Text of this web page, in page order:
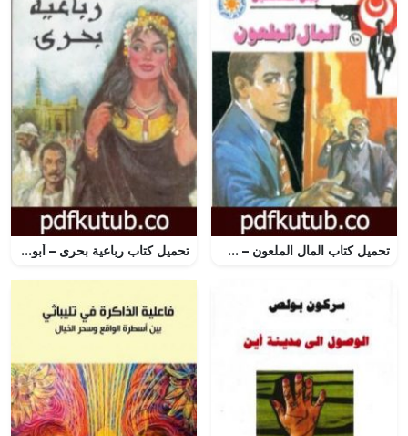
تحميل كتاب المال الملعون – سلسلة رجل المستحيل PDF تأليف نبيل فاروق مجانا [كامل] تحميل كتاب رباعية بحرى – أبو العباس PDF تأليف محمد جبريل مجانا [كامل]